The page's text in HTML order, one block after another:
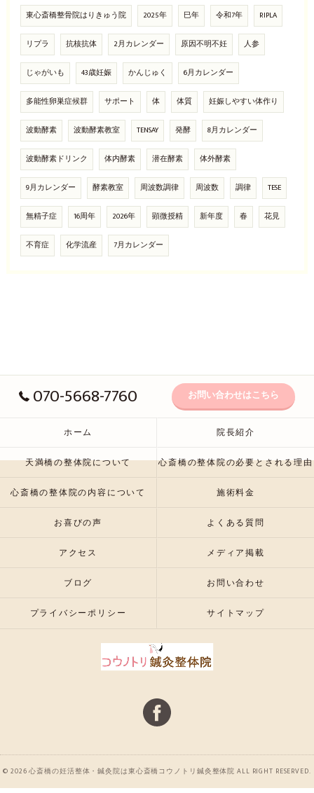
東心斎橋整骨院はりきゅう院 2025年 巳年 令和7年 RIPLA
リプラ 抗核抗体 2月カレンダー 原因不明不妊 人参
じゃがいも 43歳妊娠 かんじゅく 6月カレンダー
多能性卵巣症候群 サポート 体 体質 妊娠しやすい体作り
波動酵素 波動酵素教室 TENSAY 発酵 8月カレンダー
波動酵素ドリンク 体内酵素 潜在酵素 体外酵素
9月カレンダー 酵素教室 周波数調律 周波数 調律 TESE
無精子症 16周年 2026年 顕微授精 新年度 春 花見
不育症 化学流産 7月カレンダー
070-5668-7760 お問い合わせはこちら
ホーム 院長紹介
天満橋の整体院について 心斎橋の整体院の必要とされる理由
心斎橋の整体院の内容について 施術料金
お喜びの声 よくある質問
アクセス メディア掲載
ブログ お問い合わせ
プライバシーポリシー サイトマップ
© 2026 心斎橋の妊活整体・鍼灸院は東心斎橋コウノトリ鍼灸整体院 ALL RIGHT RESERVED.